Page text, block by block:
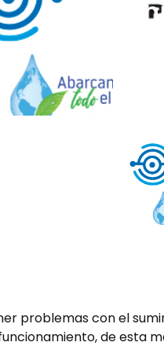
problemas con el
de esta